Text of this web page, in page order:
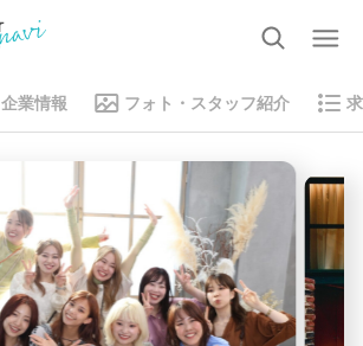
企業情報 フォト・スタッフ紹介